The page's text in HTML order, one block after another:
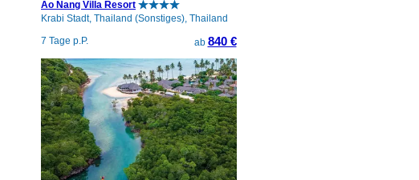
Ao Nang Villa Resort
Krabi Stadt, Thailand (Sonstiges), Thailand
7 Tage p.P.
ab 840 €